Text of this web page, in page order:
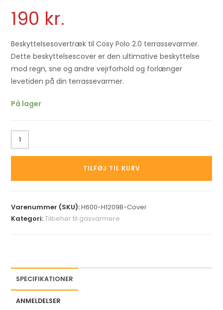
190 kr.
Beskyttelsesovertræk til Cosy Polo 2.0 terrassevarmer.
Dette beskyttelsescover er den ultimative beskyttelse
mod regn, sne og andre vejrforhold og forlænger
levetiden på din terrassevarmer.
På lager
TILFØJ TIL KURV
Varenummer (SKU):H600-H1209B-Cover
Kategori:Tilbehør til gasvarmere
SPECIFIKATIONER
ANMELDELSER